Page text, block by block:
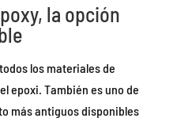
, la opción
los materiales de
epoxi. También es uno de
más antiguos disponibles